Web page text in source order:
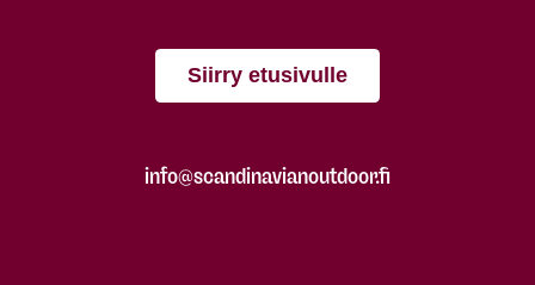
Siirry etusivulle
info@scandinavianoutdoor.fi